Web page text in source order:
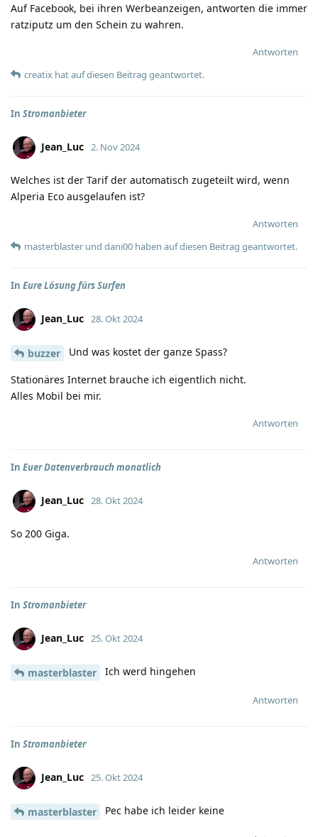
Auf Facebook, bei ihren Werbeanzeigen, antworten die immer
ratziputz um den Schein zu wahren.
Antworten
creatix hatauf diesen Beitrag geantwortet.
In Stromanbieter
Jean_Luc 2. Nov 2024
Welches ist der Tarif der automatisch zugeteilt wird, wenn
Alperia Eco ausgelaufen ist?
Antworten
masterblaster und dani00 haben auf diesen Beitrag geantwortet.
In Eure Lösung fürs Surfen
Jean_Luc 28. Okt 2024
buzzer Und was kostet der ganze Spass?
Stationäres Internet brauche ich eigentlich nicht.
Alles Mobil bei mir.
Antworten
In Euer Datenverbrauch monatlich
Jean_Luc 28. Okt 2024
So 200 Giga.
Antworten
In Stromanbieter
Jean_Luc 25. Okt 2024
masterblaster Ich werd hingehen
Antworten
In Stromanbieter
Jean_Luc 25. Okt 2024
masterblaster Pec habe ich leider keine